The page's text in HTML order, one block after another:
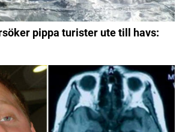
pippa turister ute till havs: